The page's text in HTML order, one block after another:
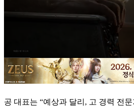
공 대표는 “예상과 달리, 고 경력 전